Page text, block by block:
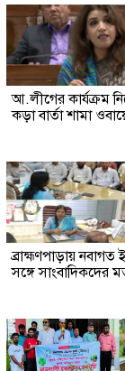
আ.লীগের কার্যক্রম
কড়া বার্তা শামা
ব্রাহ্মণপাড়ায়
সঙ্গে সাংবাদিকদের